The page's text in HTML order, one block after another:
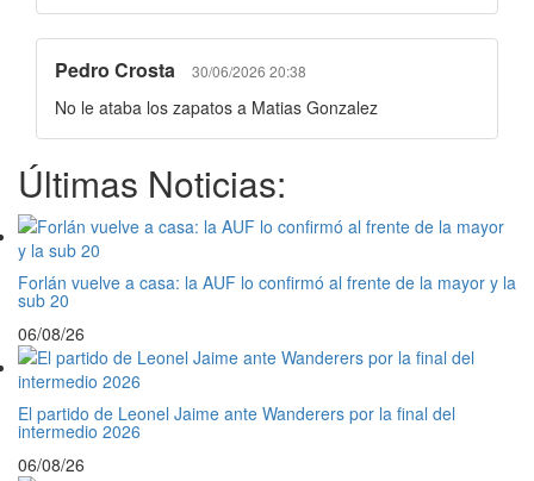
Pedro Crosta 30/06/2026 20:38
No le ataba los zapatos a Matias Gonzalez
Últimas Noticias:
Forlán vuelve a casa: la AUF lo confirmó al frente de la mayor y la
sub 20
06/08/26
El partido de Leonel Jaime ante Wanderers por la final del
intermedio 2026
06/08/26